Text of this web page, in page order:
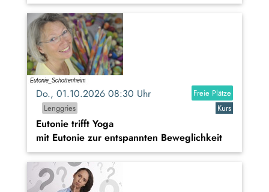
Do., 01.10.2026 08:30 Uhr
Freie Plätze
Lenggries
Kurs
Eutonie trifft Yoga
mit Eutonie zur entspannten Beweglichkeit